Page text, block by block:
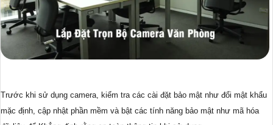
Trước khi sử dụng camera, kiểm tra các cài đặt bảo mật như đổi mật khẩu
mặc định, cập nhật phần mềm và bật các tính năng bảo mật như mã hóa